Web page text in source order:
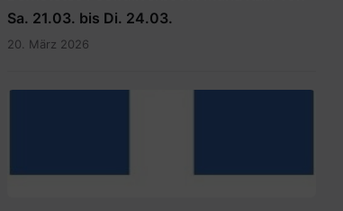
Sa. 21.03. bis Di. 24.03.
20. März 2026